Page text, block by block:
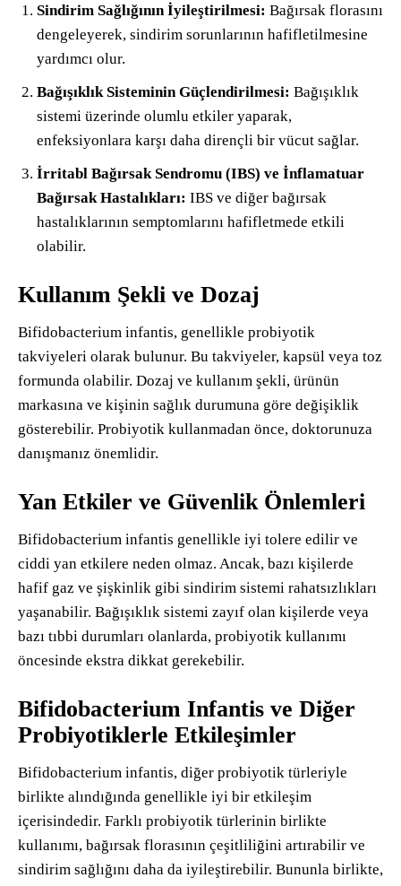
Sindirim Sağlığının İyileştirilmesi: Bağırsak florasını
dengeleyerek, sindirim sorunlarının hafifletilmesine
yardımcı olur.
Bağışıklık Sisteminin Güçlendirilmesi: Bağışıklık
sistemi üzerinde olumlu etkiler yaparak,
enfeksiyonlara karşı daha dirençli bir vücut sağlar.
İrritabl Bağırsak Sendromu (IBS) ve İnflamatuar
Bağırsak Hastalıkları: IBS ve diğer bağırsak
hastalıklarının semptomlarını hafifletmede etkili
olabilir.
Kullanım Şekli ve Dozaj
Bifidobacterium infantis, genellikle probiyotik
takviyeleri olarak bulunur. Bu takviyeler, kapsül veya toz
formunda olabilir. Dozaj ve kullanım şekli, ürünün
markasına ve kişinin sağlık durumuna göre değişiklik
gösterebilir. Probiyotik kullanmadan önce, doktorunuza
danışmanız önemlidir.
Yan Etkiler ve Güvenlik Önlemleri
Bifidobacterium infantis genellikle iyi tolere edilir ve
ciddi yan etkilere neden olmaz. Ancak, bazı kişilerde
hafif gaz ve şişkinlik gibi sindirim sistemi rahatsızlıkları
yaşanabilir. Bağışıklık sistemi zayıf olan kişilerde veya
bazı tıbbi durumları olanlarda, probiyotik kullanımı
öncesinde ekstra dikkat gerekebilir.
Bifidobacterium Infantis ve Diğer
Probiyotiklerle Etkileşimler
Bifidobacterium infantis, diğer probiyotik türleriyle
birlikte alındığında genellikle iyi bir etkileşim
içerisindedir. Farklı probiyotik türlerinin birlikte
kullanımı, bağırsak florasının çeşitliliğini artırabilir ve
sindirim sağlığını daha da iyileştirebilir. Bununla birlikte,